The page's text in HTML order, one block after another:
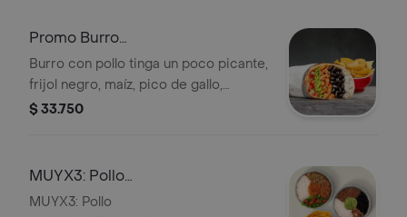
Promo Burro
Mexicano+acompañamiento
Burro con pollo tinga un poco picante,
frijol negro, maíz, pico de gallo,
guacamole y arroz blanco en tortilla
adicional.
$ 33.750
MUYX3: Pollo
agridulce+Típico+Casero
MUYX3: Pollo